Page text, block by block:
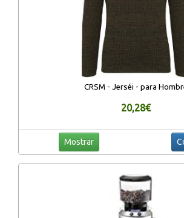
CRSM - Jerséi - para
20,28€
Mostrar